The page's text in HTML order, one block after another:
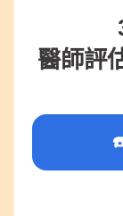
醫師評